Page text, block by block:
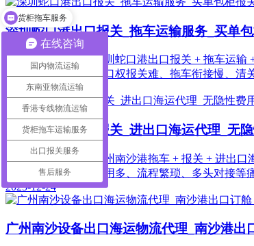
深圳蛇口港出口报关_拖车运输服务_买单
锦秀国际物流主打深圳蛇口港出口报关 + 拖车运
路，核心解决无进出口权报关难、拖车衔接慢、
2025-12-24
广州南沙港拖车报关_进出口海运代理_无
锦秀国际物流主打广州南沙港拖车 + 报关 + 进出
路，核心解决隐性费用多、流程繁琐、多头对接
2025-12-24
广州南沙设备出口海运物流代理_南沙港出
在线咨询
国内物流运输
东南亚物流运输
香港专线物流运输
货柜拖车运输服务
出口报关服务
售后服务
货柜拖车服务